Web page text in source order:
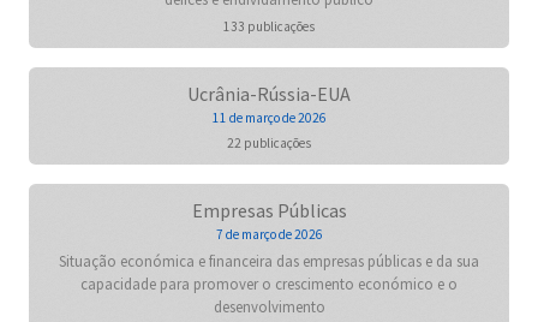
133 publicações
Ucrânia-Rússia-EUA
11 de março de 2026
22 publicações
Empresas Públicas
7 de março de 2026
Situação económica e financeira das empresas públicas e da sua
capacidade para promover o crescimento económico e o
desenvolvimento